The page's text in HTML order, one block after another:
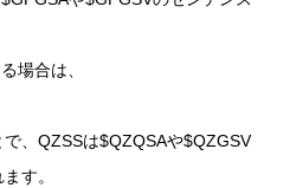
場合は、
、QZSSは$QZQSAや$QZGSV
す。